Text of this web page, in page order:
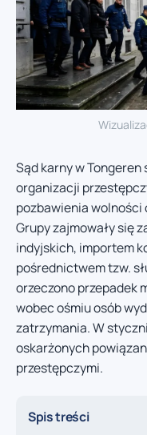
Sąd karny w
organizacji
pozbawienia wolności
Grupy zajmowały się
indyjskich, importem
pośrednictwem tzw.
orzeczono przepadek
wobec ośmiu osób
zatrzymania. W
oskarżonych
przestępczymi.
Spis treści